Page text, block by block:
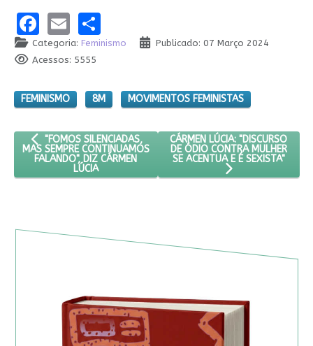
Facebook
EmailShare
Categoria: Feminismo
Publicado: 07 Março 2024
Acessos: 5555
FEMINISMO 8M MOVIMENTOS FEMINISTAS
ARTIGO ANTERIOR: "FOMOS SILENCIADAS, MAS SEMPRE
"FOMOS SILENCIADAS,
MAS SEMPRE CONTINUAMOS
FALANDO", DIZ CÁRMEN
LÚCIA
PRÓXIMO ARTIGO: CÁRMEN
CÁRMEN LÚCIA: "DISCURSO
DE ÓDIO CONTRA MULHER
SE ACENTUA E É SEXISTA"